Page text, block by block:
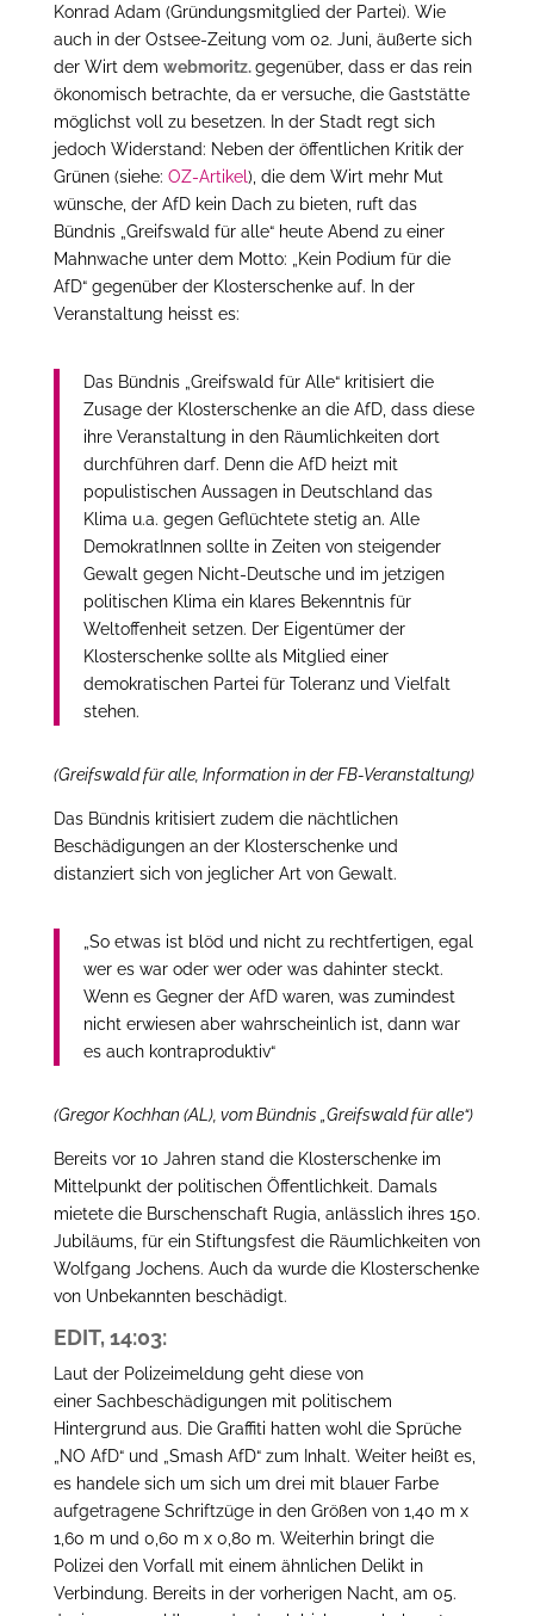
Konrad Adam (Gründungsmitglied der Partei). Wie
auch in der Ostsee-Zeitung vom 02. Juni, äußerte sich
der Wirt dem webmoritz.gegenüber, dass er das rein
ökonomisch betrachte, da er versuche, die Gaststätte
möglichst voll zu besetzen. In der Stadt regt sich
jedoch Widerstand: Neben der öffentlichen Kritik der
Grünen (siehe: OZ-Artikel ), die dem Wirt mehr Mut
wünsche, der AfD kein Dach zu bieten, ruft das
Bündnis „Greifswald für alle“ heute Abend zu einer
Mahnwache unter dem Motto: „Kein Podium für die
AfD“ gegenüber der Klosterschenke auf. In der
Veranstaltung heisst es:
Das Bündnis „Greifswald für Alle“ kritisiert die
Zusage der Klosterschenke an die AfD, dass diese
ihre Veranstaltung in den Räumlichkeiten dort
durchführen darf. Denn die AfD heizt mit
populistischen Aussagen in Deutschland das
Klima u.a. gegen Geflüchtete stetig an. Alle
DemokratInnen sollte in Zeiten von steigender
Gewalt gegen Nicht-Deutsche und im jetzigen
politischen Klima ein klares Bekenntnis für
Weltoffenheit setzen. Der Eigentümer der
Klosterschenke sollte als Mitglied einer
demokratischen Partei für Toleranz und Vielfalt
stehen.
(Greifswald für alle, Information in der FB-Veranstaltung)
Das Bündnis kritisiert zudem die nächtlichen
Beschädigungen an der Klosterschenke und
distanziert sich von jeglicher Art von Gewalt.
„So etwas ist blöd und nicht zu rechtfertigen, egal
wer es war oder wer oder was dahinter steckt.
Wenn es Gegner der AfD waren, was zumindest
nicht erwiesen aber wahrscheinlich ist, dann war
es auch kontraproduktiv“
(Gregor Kochhan (AL), vom Bündnis „Greifswald für alle“)
Bereits vor 10 Jahren stand die Klosterschenke im
Mittelpunkt der politischen Öffentlichkeit. Damals
mietete die Burschenschaft Rugia, anlässlich ihres 150.
Jubiläums, für ein Stiftungsfest die Räumlichkeiten von
Wolfgang Jochens. Auch da wurde die Klosterschenke
von Unbekannten beschädigt.
EDIT, 14:03:
Laut der Polizeimeldung geht diese von
einer Sachbeschädigungen mit politischem
Hintergrund aus. Die Graffiti hatten wohl die Sprüche
„NO AfD“ und „Smash AfD“ zum Inhalt. Weiter heißt es,
es handele sich um sich um drei mit blauer Farbe
aufgetragene Schriftzüge in den Größen von 1,40 m x
1,60 m und 0,60 m x 0,80 m. Weiterhin bringt die
Polizei den Vorfall mit einem ähnlichen Delikt in
Verbindung. Bereits in der vorherigen Nacht, am 05.